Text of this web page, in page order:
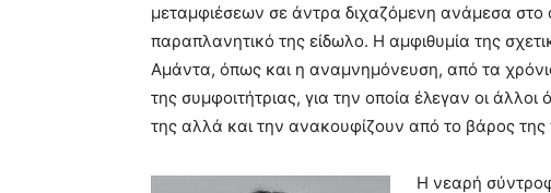
μεταμφιέσεων σε άντρα διχαζόμενη ανάμεσα στο
παραπλανητικό της είδωλο. Η αμφιθυμία της
Αμάντα, όπως και η αναμνημόνευση, από τα
της συμφοιτήτριας, για την οποία έλεγαν οι
της αλλά και την ανακουφίζουν από το βάρος της
Η νεαρή